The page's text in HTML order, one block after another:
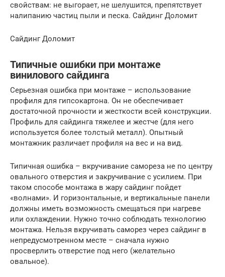
свойствам: не выгорает, не шелушится, препятствует
налипанию частиц пыли и песка. Сайдинг Доломит
Сайдинг Доломит
Типичные ошибки при монтаже
винилового сайдинга
Серьезная ошибка при монтаже – использование
профиля для гипсокартона. Он не обеспечивает
достаточной прочности и жесткости всей конструкции.
Профиль для сайдинга тяжелее и жестче (для него
используется более толстый металл). Опытный
монтажник различает профиля на вес и на вид.
Типичная ошибка – вкручивание самореза не по центру
овального отверстия и закручивание с усилием. При
таком способе монтажа в жару сайдинг пойдет
«волнами». И горизонтальные, и вертикальные панели
должны иметь возможность смещаться при нагреве
или охлаждении. Нужно точно соблюдать технологию
монтажа. Нельзя вкручивать саморез через сайдинг в
непредусмотренном месте – сначала нужно
просверлить отверстие под него (желательно
овальное).